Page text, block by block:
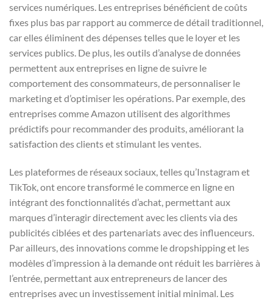
services numériques. Les entreprises bénéficient de coûts
fixes plus bas par rapport au commerce de détail traditionnel,
car elles éliminent des dépenses telles que le loyer et les
services publics. De plus, les outils d’analyse de données
permettent aux entreprises en ligne de suivre le
comportement des consommateurs, de personnaliser le
marketing et d’optimiser les opérations. Par exemple, des
entreprises comme Amazon utilisent des algorithmes
prédictifs pour recommander des produits, améliorant la
satisfaction des clients et stimulant les ventes.
Les plateformes de réseaux sociaux, telles qu’Instagram et
TikTok, ont encore transformé le commerce en ligne en
intégrant des fonctionnalités d’achat, permettant aux
marques d’interagir directement avec les clients via des
publicités ciblées et des partenariats avec des influenceurs.
Par ailleurs, des innovations comme le dropshipping et les
modèles d’impression à la demande ont réduit les barrières à
l’entrée, permettant aux entrepreneurs de lancer des
entreprises avec un investissement initial minimal. Les